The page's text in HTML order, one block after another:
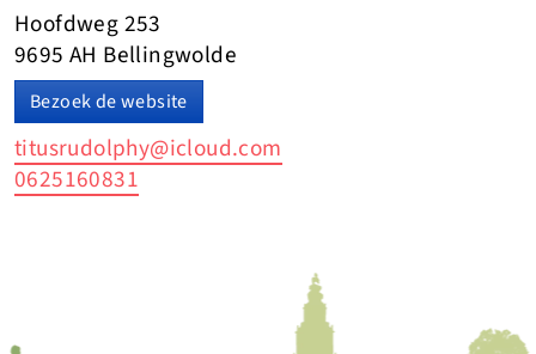
Hoofdweg 253
9695 AH Bellingwolde
Bezoek de website
titusrudolphy@icloud.com
0625160831